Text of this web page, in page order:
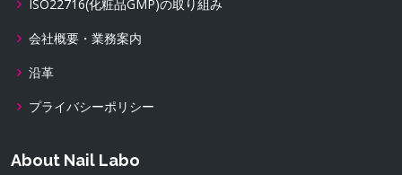
ISO22716(化粧品GMP)の取り組み
会社概要・業務案内
沿革
プライバシーポリシー
About Nail Labo